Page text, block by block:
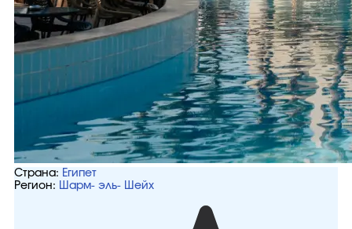
Страна: Египет
Регион: Шарм- эль- Шейх